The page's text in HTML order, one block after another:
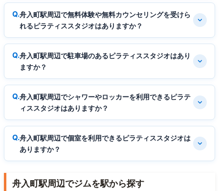
舟入町駅周辺で無料体験や無料カウンセリングを受けら
れるピラティススタジオはありますか？
舟入町駅周辺で駐車場のあるピラティススタジオはあり
ますか？
舟入町駅周辺でシャワーやロッカーを利用できるピラテ
ィススタジオはありますか？
舟入町駅周辺で個室を利用できるピラティススタジオは
ありますか？
舟入町駅周辺でジムを駅から探す